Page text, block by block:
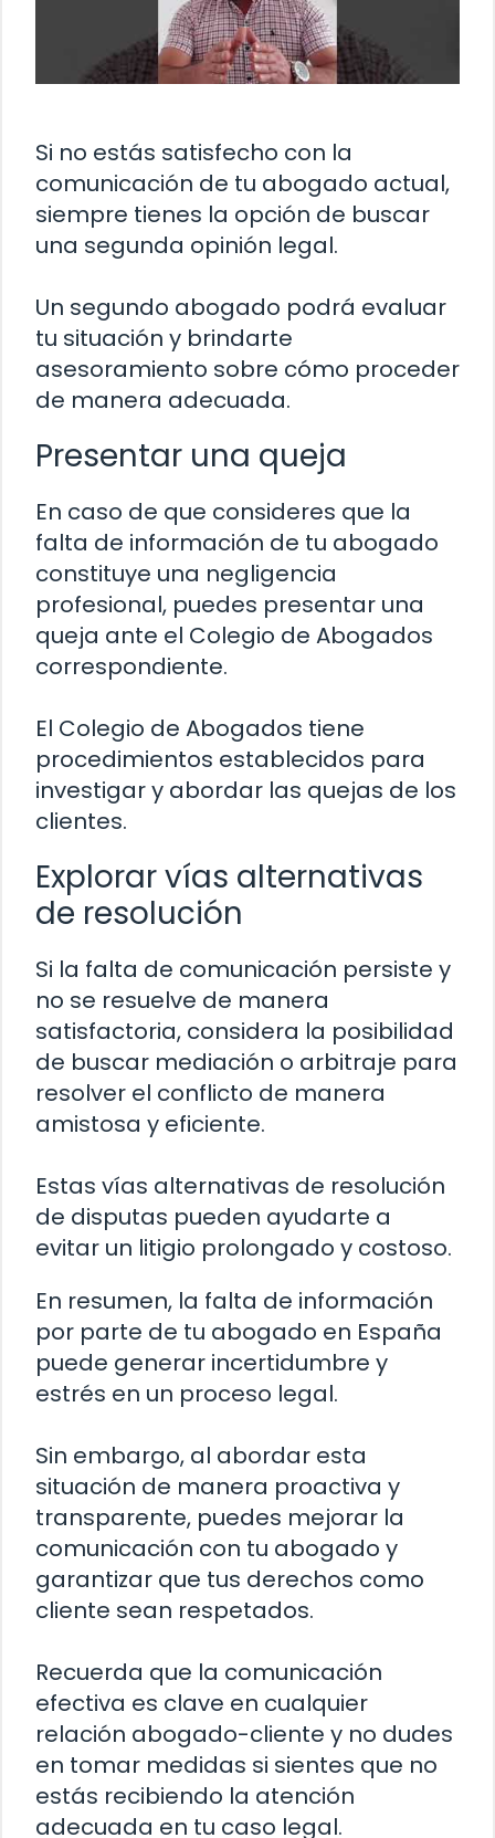
Si no estás satisfecho con la
comunicación de tu abogado actual,
siempre tienes la opción de buscar
una segunda opinión legal.
Un segundo abogado podrá evaluar
tu situación y brindarte
asesoramiento sobre cómo proceder
de manera adecuada.
Presentar una queja
En caso de que consideres que la
falta de información de tu abogado
constituye una negligencia
profesional, puedes presentar una
queja ante el Colegio de Abogados
correspondiente.
El Colegio de Abogados tiene
procedimientos establecidos para
investigar y abordar las quejas de los
clientes.
Explorar vías alternativas
de resolución
Si la falta de comunicación persiste y
no se resuelve de manera
satisfactoria, considera la posibilidad
de buscar mediación o arbitraje para
resolver el conflicto de manera
amistosa y eficiente.
Estas vías alternativas de resolución
de disputas pueden ayudarte a
evitar un litigio prolongado y costoso.
En resumen, la falta de información
por parte de tu abogado en España
puede generar incertidumbre y
estrés en un proceso legal.
Sin embargo, al abordar esta
situación de manera proactiva y
transparente, puedes mejorar la
comunicación con tu abogado y
garantizar que tus derechos como
cliente sean respetados.
Recuerda que la comunicación
efectiva es clave en cualquier
relación abogado-cliente y no dudes
en tomar medidas si sientes que no
estás recibiendo la atención
adecuada en tu caso legal.